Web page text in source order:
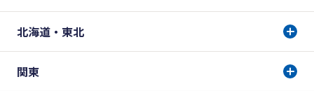
北海道・東北
関東